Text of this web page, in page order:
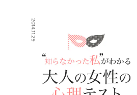
2014.11.29